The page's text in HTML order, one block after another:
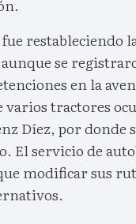
fue restableciendo
se
en la
varios tractores
Díez, por donde
El servicio de
modificar sus